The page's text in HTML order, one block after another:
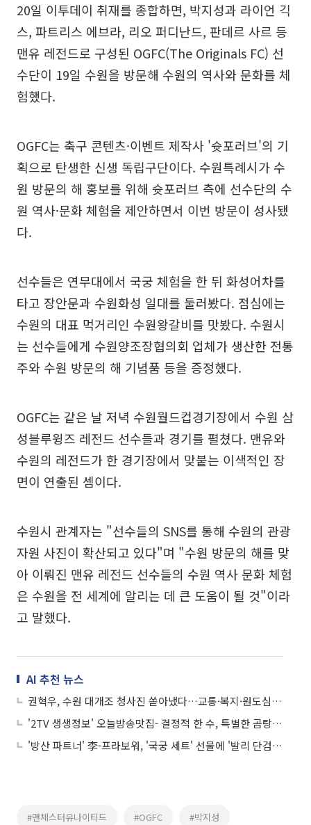
20일 이투데이 취재를 종합하면, 박지성과 라이언 긱
스, 파트리스 에브라, 리오 퍼디난드, 판데르 사르 등
맨유 레전드로 구성된 OGFC(The Originals FC) 선
수단이 19일 수원을 방문해 수원의 역사와 문화를 체
험했다.
OGFC는 축구 콘텐츠·이벤트 제작사 '슛포러브'의 기
획으로 탄생한 신생 독립구단이다. 수원특례시가 수
원 방문의 해 홍보를 위해 슛포러브 측에 선수단의 수
원 역사·문화 체험을 제안하면서 이번 방문이 성사됐
다.
선수들은 연무대에서 국궁 체험을 한 뒤 화성어차를
타고 장안문과 수원화성 일대를 둘러봤다. 점심에는
수원의 대표 먹거리인 수원왕갈비를 맛봤다. 수원시
는 선수들에게 수원양조장협의회 업체가 생산한 전통
주와 수원 방문의 해 기념품 등을 증정했다.
OGFC는 같은 날 저녁 수원월드컵경기장에서 수원 삼
성블루윙즈 레전드 선수들과 경기를 펼쳤다. 맨유와
수원의 레전드가 한 경기장에서 맞붙는 이색적인 장
면이 연출된 셈이다.
수원시 관계자는 "선수들의 SNS를 통해 수원의 관광
자원 사진이 확산되고 있다"며 "수원 방문의 해를 맞
아 이뤄진 맨유 레전드 선수들의 수원 역사 문화 체험
은 수원을 전 세계에 알리는 데 큰 도움이 될 것"이라
고 말했다.
AI 추천 뉴스
권혁우, 수원 대개조 청사진 쏟아냈다…교통·복지·원도심 3각 혁신
'2TV 생생정보' 오늘방송맛집- 결정적 한 수, 특별한 곰탕 맛집 '왕○'
'방산 파트너' 李-프라보워, '국궁 세트' 선물에 '발리 단검' 화답
#맨체스터유나이티드 #OGFC #박지성